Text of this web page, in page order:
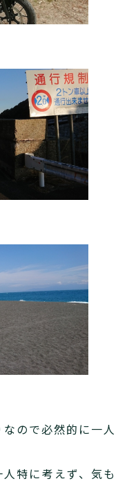
ので必然的に一人
特に考えず、気も